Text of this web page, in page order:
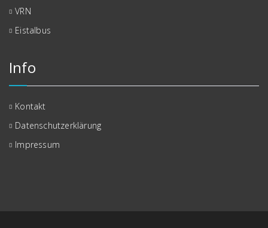
VRN
Eistalbus
Info
Kontakt
Datenschutzerklärung
Impressum